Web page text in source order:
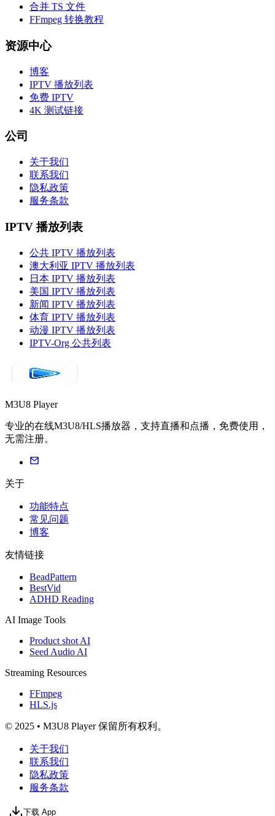
合并 TS 文件
FFmpeg 转换教程
资源中心
博客
IPTV 播放列表
免费 IPTV
4K 测试链接
公司
关于我们
联系我们
隐私政策
服务条款
IPTV 播放列表
公共 IPTV 播放列表
澳大利亚 IPTV 播放列表
日本 IPTV 播放列表
美国 IPTV 播放列表
新闻 IPTV 播放列表
体育 IPTV 播放列表
动漫 IPTV 播放列表
IPTV-Org 公共列表
M3U8 Player
专业的在线M3U8/HLS播放器，支持直播和点播，免费使用，
无需注册。
关于
功能特点
常见问题
博客
友情链接
BeadPattern
BestVid
ADHD Reading
AI Image Tools
Product shot AI
Seed Audio AI
Streaming Resources
FFmpeg
HLS.js
© 2025 • M3U8 Player 保留所有权利。
关于我们
联系我们
隐私政策
服务条款
下载 App